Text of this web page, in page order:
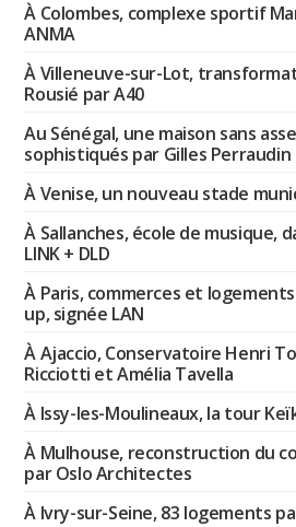
À Colombes, complexe sportif
ANMA
À Villeneuve-sur-Lot,
Rousié par A40
Au Sénégal, une maison sans
sophistiqués par Gilles Perraudin
À Venise, un nouveau stade
À Sallanches, école de musique,
LINK + DLD
À Paris, commerces et
up, signée LAN
À Ajaccio, Conservatoire Henri
Ricciotti et Amélia Tavella
À Issy-les-Moulineaux, la tour
À Mulhouse, reconstruction du
par Oslo Architectes
À Ivry-sur-Seine, 83 logements